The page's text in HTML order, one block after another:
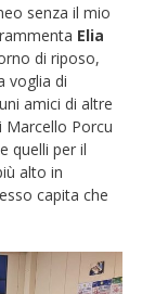
senza il mio
Elia
di riposo,
voglia di
amici di altre
Marcello Porcu
quelli per il
alto in
capita che